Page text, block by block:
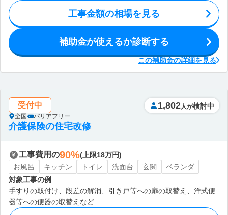
工事金額の相場を見る
補助金が使えるか診断する
この補助金の詳細を見る
受付中
全国 バリアフリー
1,802 人が検討中
介護保険の住宅改修
工事費用の90%(上限18万円)
お風呂
キッチン トイレ 洗面台 玄関
ベランダ
対象工事の例
手すりの取付け、段差の解消、引き戸等への扉の取替え、洋式便
器等への便器の取替えなど